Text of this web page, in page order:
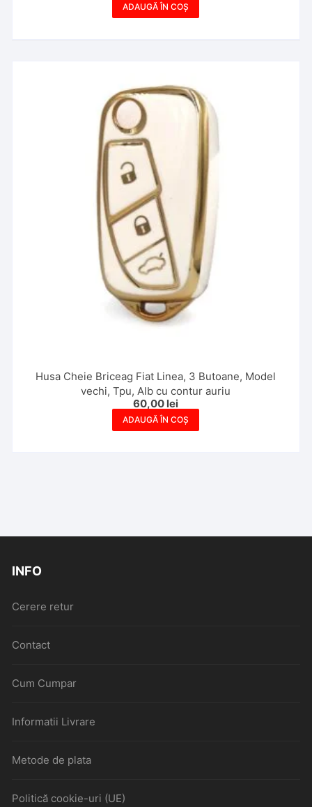
ADAUGĂ ÎN COȘ
Husa Cheie Briceag Fiat Linea, 3 Butoane, Model
vechi, Tpu, Alb cu contur auriu
60,00 lei
ADAUGĂ ÎN COȘ
INFO
Cerere retur
Contact
Cum Cumpar
Informatii Livrare
Metode de plata
Politică cookie-uri (UE)